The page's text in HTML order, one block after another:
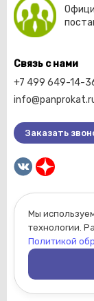
2026 © Компания
Вся информация,
ознакомительный
публичной
Статьи 437
Связь с нами
+7 499 649-14-
Заказать
Мы
технологии.
Политикой